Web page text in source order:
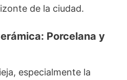
de la ciudad.
Porcelana y
especialmente la